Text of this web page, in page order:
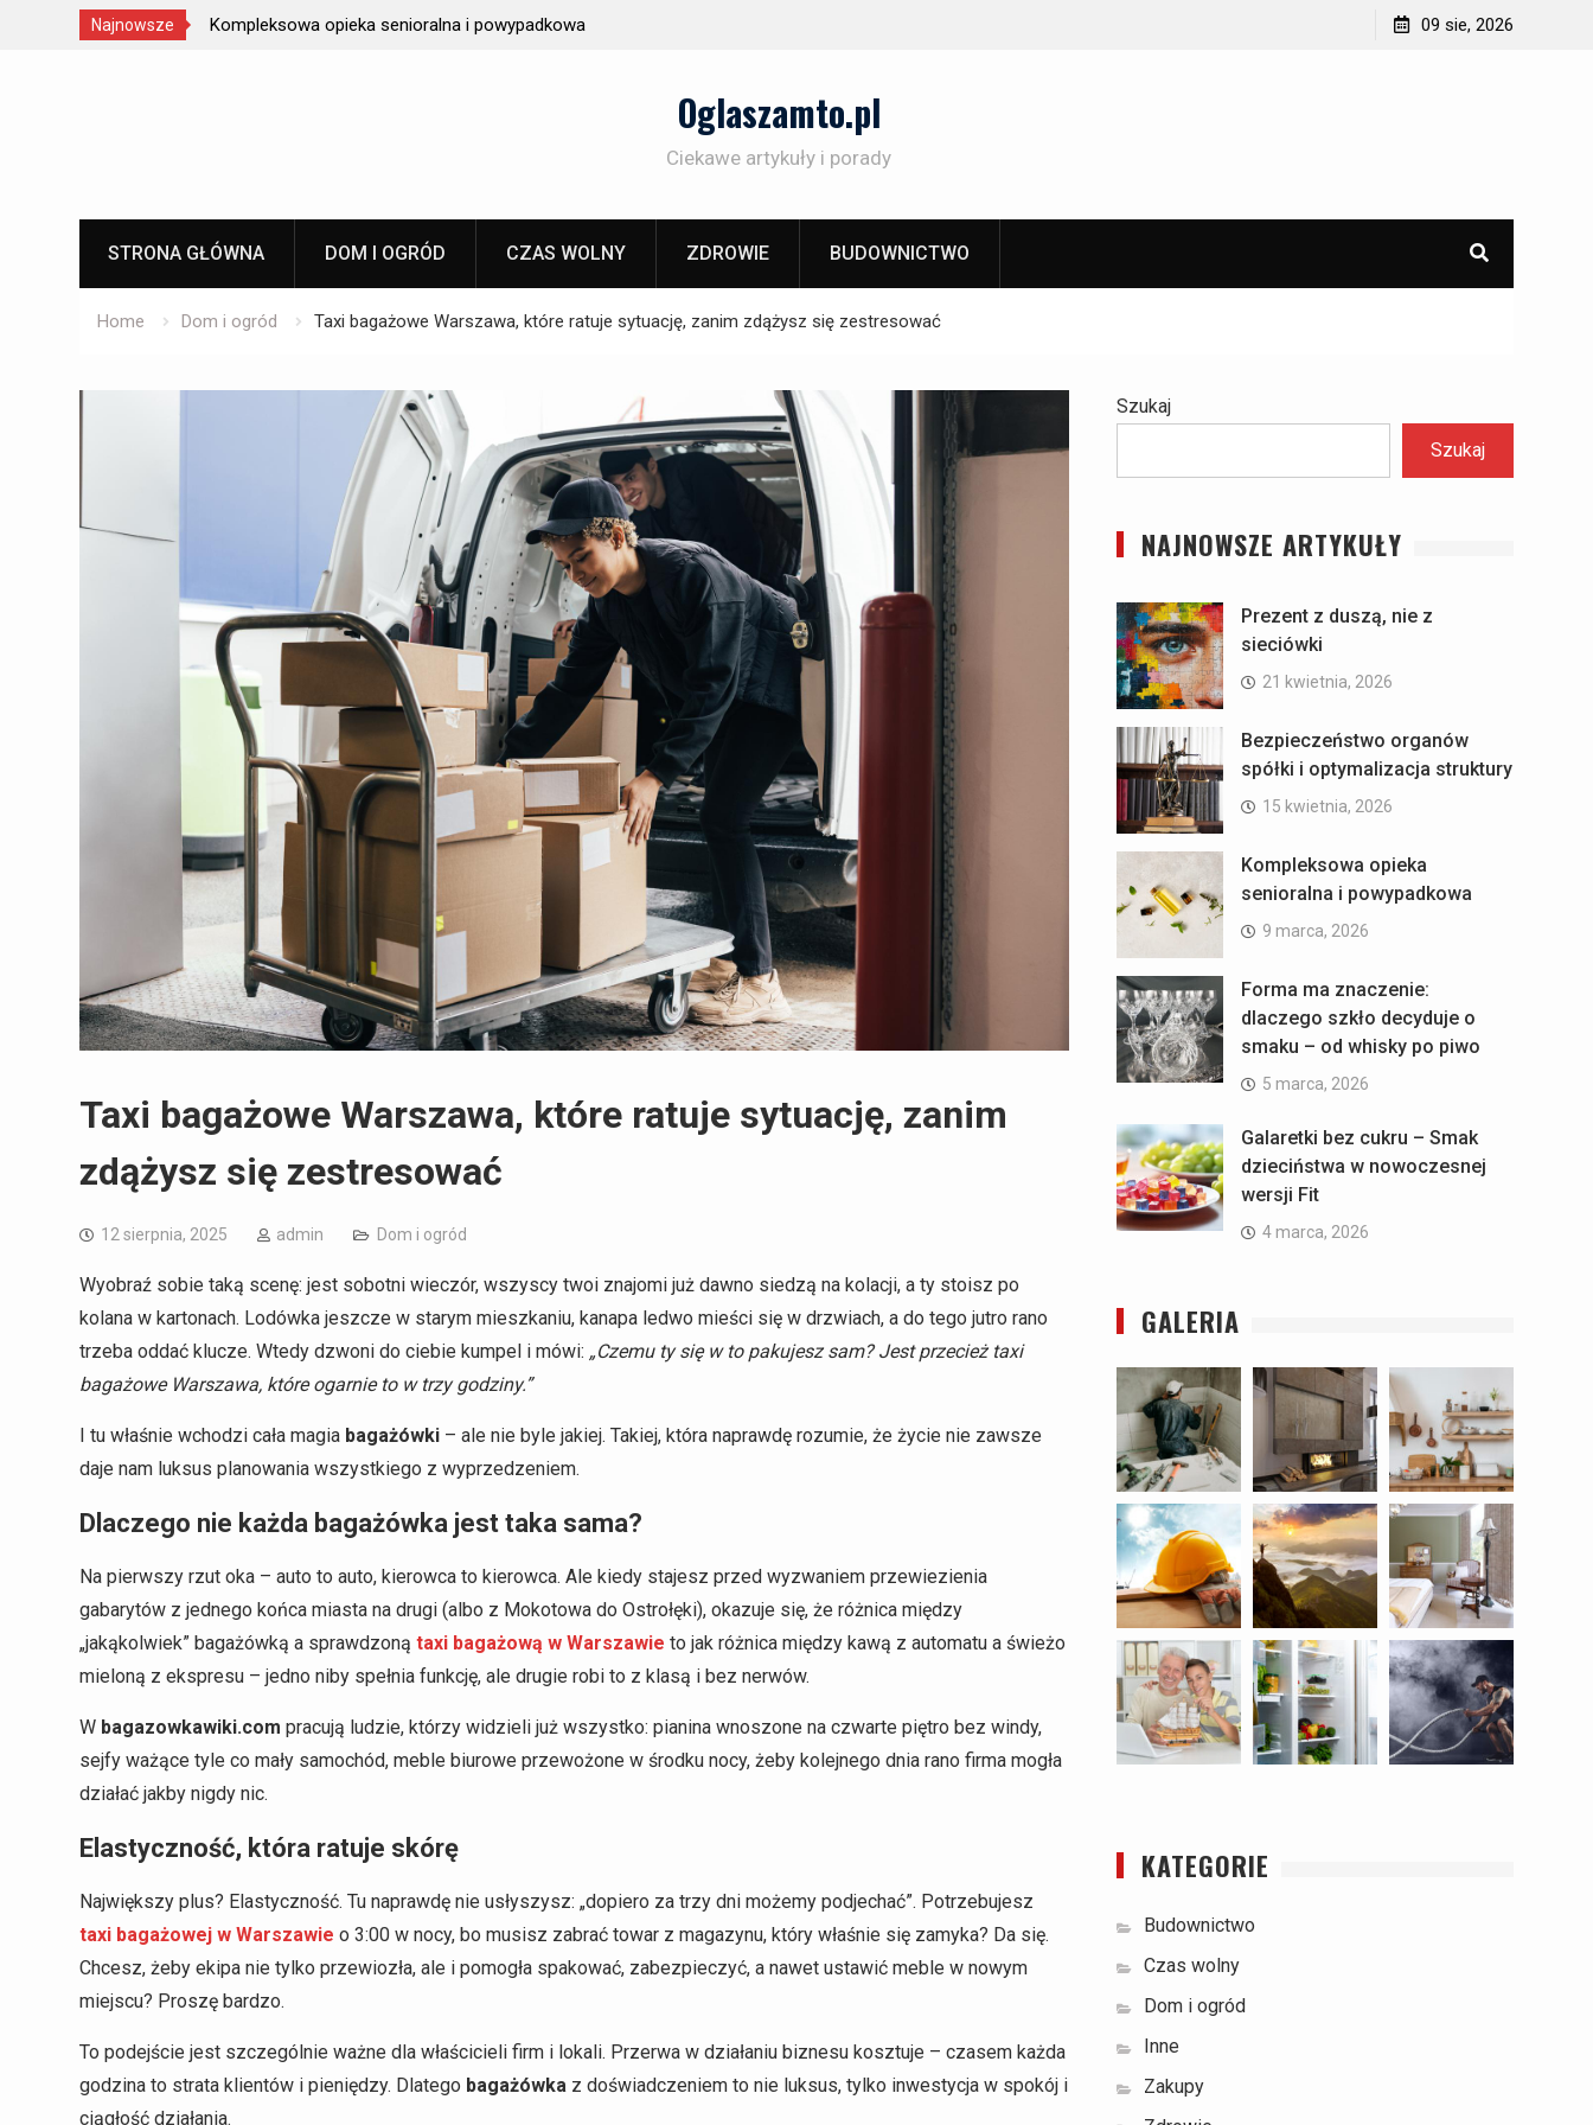
Najnowsze
i optymalizacja Kompleksowa opieka senioralna i powypadkowa 09 sie, 2026
Oglaszamto.pl
Ciekawe artykuły i porady
STRONA GŁÓWNA DOM I OGRÓD CZAS WOLNY ZDROWIE BUDOWNICTWO
Home Dom i ogród Taxi bagażowe Warszawa, które ratuje sytuację, zanim zdążysz się zestresować
Taxi bagażowe Warszawa, które ratuje sytuację, zanim
zdążysz się zestresować
12 sierpnia, 2025 admin Dom i ogród
Wyobraź sobie taką scenę: jest sobotni wieczór, wszyscy twoi znajomi już dawno siedzą na kolacji, a ty stoisz po
kolana w kartonach. Lodówka jeszcze w starym mieszkaniu, kanapa ledwo mieści się w drzwiach, a do tego jutro rano
trzeba oddać klucze. Wtedy dzwoni do ciebie kumpel i mówi: „Czemu ty się w to pakujesz sam? Jest przecież taxi
bagażowe Warszawa, które ogarnie to w trzy godziny.”
I tu właśnie wchodzi cała magia bagażówki – ale nie byle jakiej. Takiej, która naprawdę rozumie, że życie nie zawsze
daje nam luksus planowania wszystkiego z wyprzedzeniem.
Dlaczego nie każda bagażówka jest taka sama?
Na pierwszy rzut oka – auto to auto, kierowca to kierowca. Ale kiedy stajesz przed wyzwaniem przewiezienia
gabarytów z jednego końca miasta na drugi (albo z Mokotowa do Ostrołęki), okazuje się, że różnica między
„jakąkolwiek” bagażówką a sprawdzoną taxi bagażową w Warszawie to jak różnica między kawą z automatu a świeżo
mieloną z ekspresu – jedno niby spełnia funkcję, ale drugie robi to z klasą i bez nerwów.
W bagazowkawiki.com pracują ludzie, którzy widzieli już wszystko: pianina wnoszone na czwarte piętro bez windy,
sejfy ważące tyle co mały samochód, meble biurowe przewożone w środku nocy, żeby kolejnego dnia rano firma mogła
działać jakby nigdy nic.
Elastyczność, która ratuje skórę
Największy plus? Elastyczność. Tu naprawdę nie usłyszysz: „dopiero za trzy dni możemy podjechać”. Potrzebujesz
taxi bagażowej w Warszawie o 3:00 w nocy, bo musisz zabrać towar z magazynu, który właśnie się zamyka? Da się.
Chcesz, żeby ekipa nie tylko przewiozła, ale i pomogła spakować, zabezpieczyć, a nawet ustawić meble w nowym
miejscu? Proszę bardzo.
To podejście jest szczególnie ważne dla właścicieli firm i lokali. Przerwa w działaniu biznesu kosztuje – czasem każda
godzina to strata klientów i pieniędzy. Dlatego bagażówka z doświadczeniem to nie luksus, tylko inwestycja w spokój i
ciągłość działania.
Szukaj
Szukaj
NAJNOWSZE ARTYKUŁY
Prezent z duszą, nie z
sieciówki
21 kwietnia, 2026
Bezpieczeństwo organów
spółki i optymalizacja struktury
15 kwietnia, 2026
Kompleksowa opieka
senioralna i powypadkowa
9 marca, 2026
Forma ma znaczenie:
dlaczego szkło decyduje o
smaku – od whisky po piwo
5 marca, 2026
Galaretki bez cukru – Smak
dzieciństwa w nowoczesnej
wersji Fit
4 marca, 2026
GALERIA
KATEGORIE
Budownictwo
Czas wolny
Dom i ogród
Inne
Zakupy